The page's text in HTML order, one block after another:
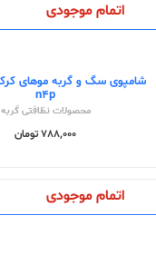
اتمام موجودی
n4p
محصولات نظافتی گربه
788,000 تومان
اتمام موجودی